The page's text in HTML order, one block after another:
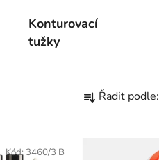
Konturovací
tužky
a Řadit podle:
Kód: 3460/3 B